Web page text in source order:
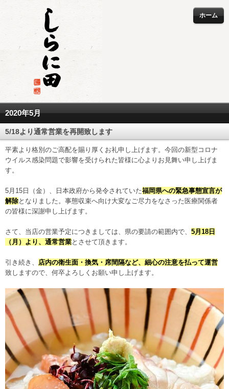
ホーム
2020年5月
5/18より通常営業を再開致します
平素より格別のご高配を賜り厚くお礼申し上げます。今回の新型コロナ
ウイルス感染問題で影響を受けられた皆様に心よりお見舞い申し上げま
す。
5月15日（金）、日本政府から発令されていた福岡県への緊急事態宣言が
解除となりました。事態収束へ向け大変なご尽力をなさった医療関係者
の皆様に深謝申し上げます。
さて、当店の営業予定につきましては、県の要請の範囲内で、 5月18日
（月）より、通常営業とさせて頂きます。
引き続き、 店内の衛生面・換気・席間隔など、細心の注意を払って運営
致しますので、何卒よろしくお願い申し上げます。